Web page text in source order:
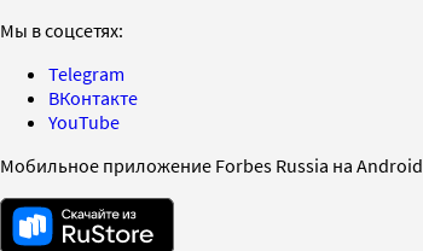
Мы в соцсетях:
Telegram
ВКонтакте
YouTube
Мобильное приложение Forbes Russia на Android